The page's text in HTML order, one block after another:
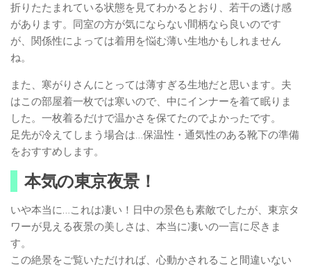
折りたたまれている状態を見てわかるとおり、若干の透け感
があります。同室の方が気にならない間柄なら良いのです
が、関係性によっては着用を悩む薄い生地かもしれません
ね。
また、寒がりさんにとっては薄すぎる生地だと思います。夫
はこの部屋着一枚では寒いので、中にインナーを着て眠りま
した。一枚着るだけで温かさを保てたのでよかったです。
足先が冷えてしまう場合は…保温性・通気性のある靴下の準備
をおすすめします。
本気の東京夜景！
いや本当に…これは凄い！日中の景色も素敵でしたが、東京タ
ワーが見える夜景の美しさは、本当に凄いの一言に尽きま
す。
この絶景をご覧いただければ、心動かされること間違いない